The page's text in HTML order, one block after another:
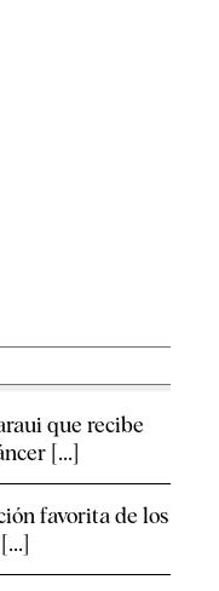
que recibe
[...]
favorita de los